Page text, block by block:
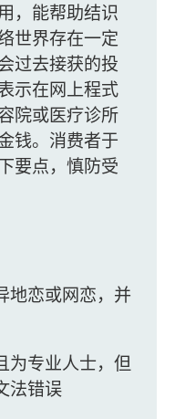
，能帮助结识
世界存在一定
过去接获的投
示在网上程式
院或医疗诊所
钱。消费者于
要点，慎防受
地恋或网恋，并
为专业人士，但
法错误